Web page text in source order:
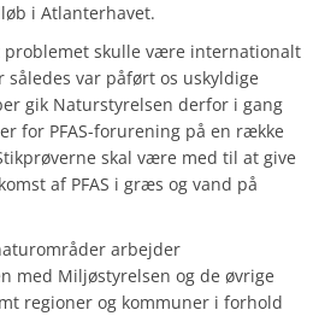
i Atlanterhavet.
problemet skulle være internationalt
således var påført os uskyldige
gik Naturstyrelsen derfor i gang
for PFAS-forurening på en række
skal være med til at give
af PFAS i græs og vand på
arbejder
med Miljøstyrelsen og de øvrige
regioner og kommuner i forhold